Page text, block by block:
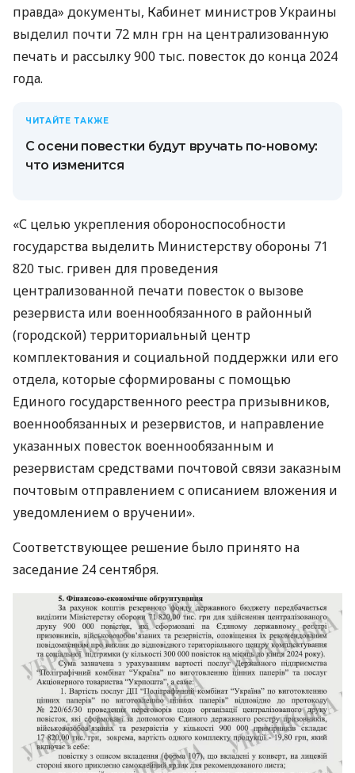
правда» документы, Кабинет министров Украины
выделил почти 72 млн грн на централизованную
печать и рассылку 900 тыс. повесток до конца 2024
года.
ЧИТАЙТЕ ТАКЖЕ
С осени повестки будут вручать по-новому:
что изменится
«С целью укрепления обороноспособности
государства выделить Министерству обороны 71
820 тыс. гривен для проведения
централизованной печати повесток о вызове
резервиста или военнообязанного в районный
(городской) территориальный центр
комплектования и социальной поддержки или его
отдела, которые сформированы с помощью
Единого государственного реестра призывников,
военнообязанных и резервистов, и направление
указанных повесток военнообязанным и
резервистам средствами почтовой связи заказным
почтовым отправлением с описанием вложения и
уведомлением о вручении».
Соответствующее решение было принято на
заседание 24 сентября.